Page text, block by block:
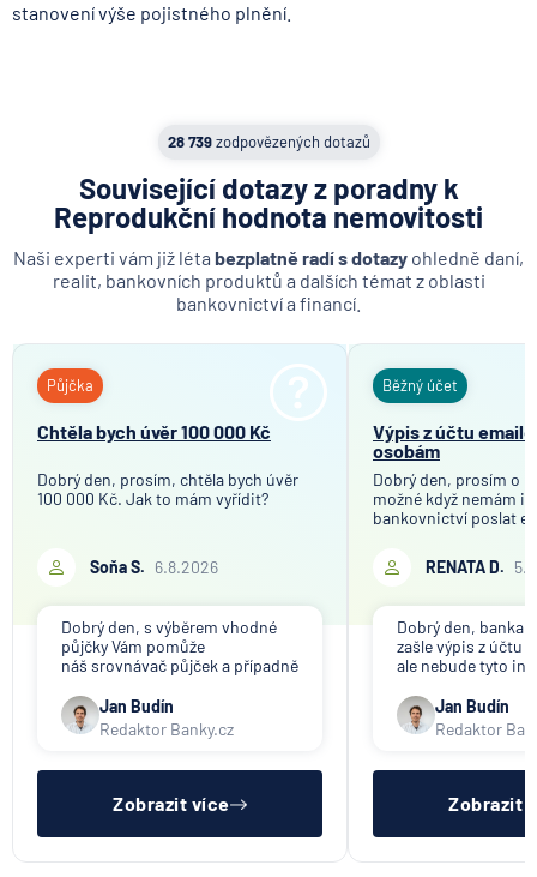
stanovení výše pojistného plnění.
✅Úrok:
od 4,69%
✅Hodnota nemovitosti: 3 500 000 Kč
✅Doba splácení:
30 let
✅Výše úvěru:
3 500 000 Kč
✅Měsíční splátka:
18 131 Kč
28 739zodpovězených dotazů
Související dotazy z poradny k
Reprodukční hodnota nemovitosti
Naši experti vám již léta bezplatně radí s dotazy ohledně daní,
realit, bankovních produktů a dalších témat z oblasti
bankovnictví a financí.
Půjčka
Chtěla bych úvěr 100 000 Kč
Dobrý den, prosím, chtěla bych úvěr
100 000 Kč. Jak to mám vyřídit?
Soňa S. 6.8.2026
Dobrý den, s výběrem vhodné
půjčky Vám pomůže
náš srovnávač půjček a případně
půjček. Pro získání půjčky je
třeba mít dostatečný příjem,
nebýt ve zkušební ani výpovědní
Jan Budín
Redaktor Banky.cz
Zobrazit více
Běžný účet
Výpis z účtu
osobám
Dobrý den, prosím o
možné když nemám
bankovnictví poslat
společnosti, které
účelem ověření
RENATA D.
Dobrý den, banka
zašle výpis z účtu
ale nebude tyto
společnosti).
přeposlání emailu
jiným osobám či
Jan Budín
Redaktor
Zobrazit